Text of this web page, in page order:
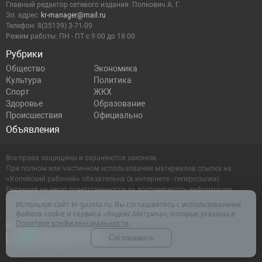
Рубрики
Общество
Экономика
Культура
Политика
Спорт
ЖКХ
Здоровье
Образование
Происшествия
Официально
Объявления
Главный редактор сетевого издания: Попкович А. Г.
Эл. адрес: kr-manager@mail.ru
Телефон: 8(35139) 3-71-09
Режим работы: ПН - ПТ с 9:00 до 18:00
Все права защищены и охраняются законом.
При полном или частичном использовании материалов ссылка на
«Копейский рабочий» обязательна (в интернете - гиперссылка).
Редакция не несет ответственности за достоверность информации,
содержащейся в рекламных объявлениях.
Настоящий ресурс может содержать материалы 16+
Используя сайт kr-gazeta.ru, Вы соглашаетесь с использованием
файлов cookie и сервиса «Яндекс.Метрика», которые указаны в
Политике конфиденциальности.
Соглашаюсь